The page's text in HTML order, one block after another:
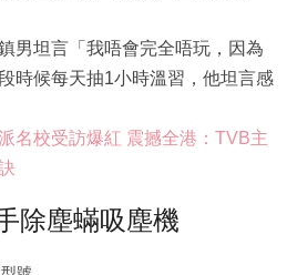
男坦言「我唔會完全唔玩，因為
時候每天抽1小時溫習，他坦言感
名校受訪爆紅 震撼全港：TVB主
除塵蟎吸塵機